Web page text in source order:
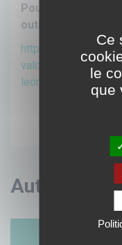
Pour en savoir
outils créés,
https://www.ligue-
valdoise.net/2016/
leonard-de-vinci-
Auteur de
Ce
le
que